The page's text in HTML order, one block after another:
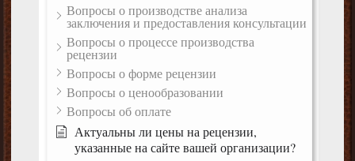
Вопросы о производстве анализа
заключения и предоставления консультации
Вопросы о процессе производства
рецензии
Вопросы о форме рецензии
Вопросы о ценообразовании
Вопросы об оплате
Актуальны ли цены на рецензии,
указанные на сайте вашей организации?